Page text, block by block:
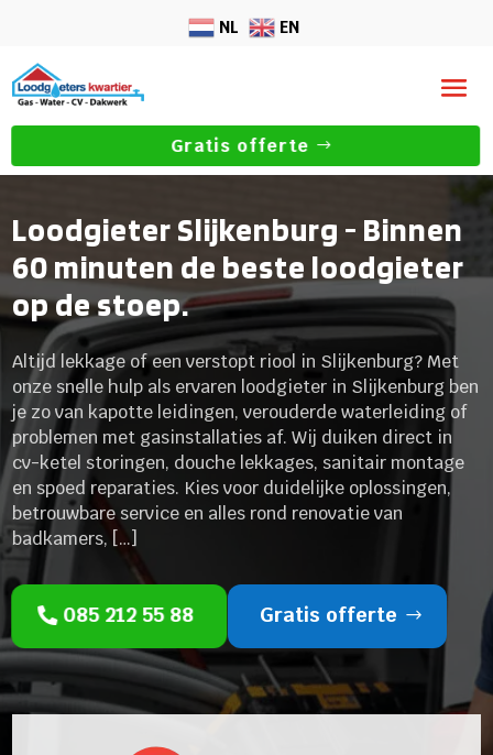
NL EN
Gratis offerte
Loodgieter Slijkenburg - Binnen
60 minuten de beste loodgieter
op de stoep.
Altijd lekkage of een verstopt riool in Slijkenburg? Met
onze snelle hulp als ervaren loodgieter in Slijkenburg ben
je zo van kapotte leidingen, verouderde waterleiding of
problemen met gasinstallaties af. Wij duiken direct in
cv-ketel storingen, douche lekkages, sanitair montage
en spoed reparaties. Kies voor duidelijke oplossingen,
betrouwbare service en alles rond renovatie van
badkamers, […]
085 212 55 88 Gratis offerte